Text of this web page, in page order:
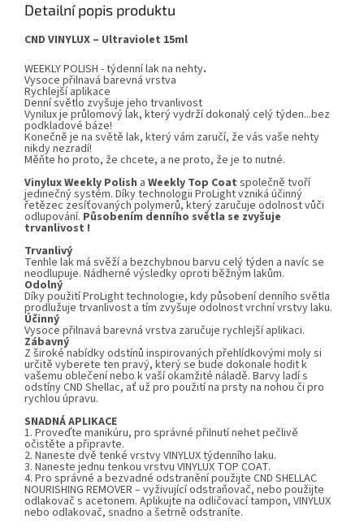
Detailní popis produktu
CND VINYLUX – Ultraviolet 15ml
WEEKLY POLISH - týdenní lak na nehty.
Vysoce přilnavá barevná vrstva
Rychlejší aplikace
Denní světlo zvyšuje jeho trvanlivost
Vyniluxje průlomový lak, který vydrží dokonalý celý týden...bez
podkladové báze!
Konečně je na světě lak, který vám zaručí, že vás vaše nehty
nikdy nezradí!
Měňte ho proto, že chcete, a ne proto, že je to nutné.
VinyluxWeekly Polish a Weekly Top Coat společně tvoří
jedinečný systém. Díky technologii ProLight vzniká účinný
řetězec zesíťovaných polymerů, který zaručuje odolnost vůči
odlupování. Působením denního světla se zvyšuje
trvanlivost !
Trvanlivý
Tenhle lak má svěží a bezchybnou barvu celý týden a navíc se
neodlupuje. Nádherné výsledky oproti běžným lakům.
Odolný
Díky použití ProLight technologie, kdy působení denního světla
prodlužuje trvanlivost a tím zvyšuje odolnost vrchní vrstvy laku.
Účinný
Vysoce přilnavá barevná vrstva zaručuje rychlejší aplikaci.
Zábavný
Z široké nabídky odstínů inspirovaných přehlídkovými moly si
určitě vyberete ten pravý, který se bude dokonale hodit k
vašemu oblečení nebo k vaší okamžité náladě. Barvy ladí s
odstíny CND Shellac, ať už pro použití na prsty na nohou či pro
rychlou úpravu.
SNADNÁ APLIKACE
1. Proveďte manikúru, pro správné přilnutí nehet pečlivě
očistěte a připravte.
2. Naneste dvě tenké vrstvy VINYLUX týdenního laku.
3. Naneste jednu tenkou vrstvu VINYLUX TOP COAT.
4. Pro správné a bezvadné odstranění použijte CND SHELLAC
NOURISHING REMOVER – vyživující odstraňovač, nebo použijte
odlakovač s acetonem. Aplikujte na odličovací tampon, VINYLUX
nebo odlakovač, snadno a šetrně odstraníte.